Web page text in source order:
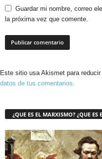
Guardar mi nombre, correo
la próxima vez que comente.
Este sitio usa Akismet para reducir
datos de tus comentarios.
¿QUE ES EL MARXISMO? ¿QUE